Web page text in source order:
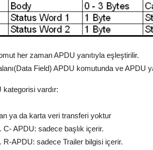
her zaman APDU yanıtıyla eşleştirilir.
Field) APDU komutunda ve APDU
kategorisi vardır:
ya da karta veri transferi yoktur
C- APDU: sadece başlık içerir.
R-APDU: sadece Trailer bilgisi içerir.